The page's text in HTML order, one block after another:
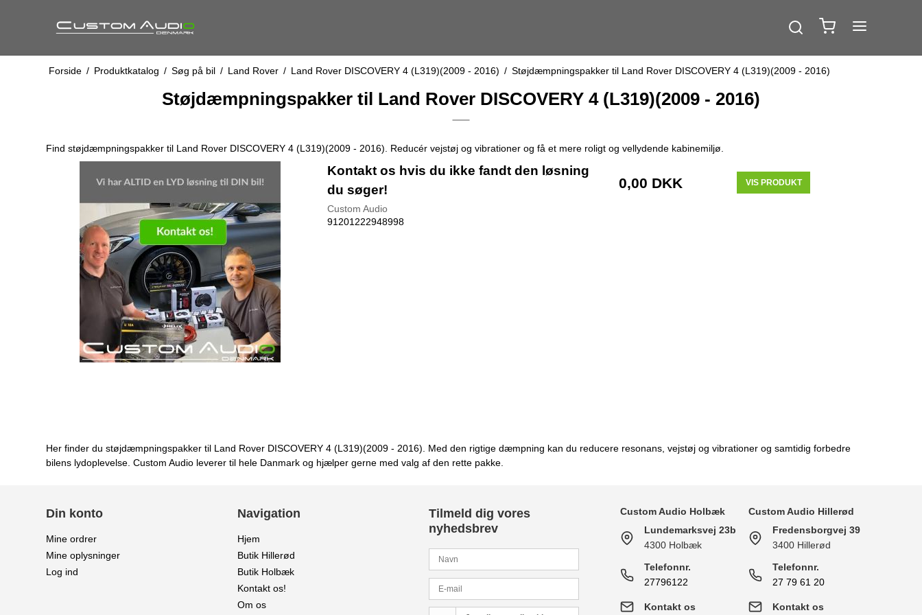
Forside / Produktkatalog / Søg på bil / Land Rover / Land Rover DISCOVERY 4 (L319)(2009 - 2016) / Støjdæmpningspakker til Land Rover DISCOVERY 4 (L319)(2009 - 2016)
Støjdæmpningspakker til Land Rover DISCOVERY 4 (L319)(2009 - 2016)
Find støjdæmpningspakker til Land Rover DISCOVERY 4 (L319)(2009 - 2016). Reducér vejstøj og vibrationer og få et mere roligt og vellydende kabinemiljø.
Kontakt os hvis du ikke fandt den løsning
du søger!
Custom Audio
91201222948998
0,00 DKK VIS PRODUKT
Her finder du støjdæmpningspakker til Land Rover DISCOVERY 4 (L319)(2009 - 2016). Med den rigtige dæmpning kan du reducere resonans, vejstøj og vibrationer og samtidig forbedre
bilens lydoplevelse. Custom Audio leverer til hele Danmark og hjælper gerne med valg af den rette pakke.
Din konto
Mine ordrer
Mine oplysninger
Log ind
Navigation
Hjem
Butik Hillerød
Butik Holbæk
Kontakt os!
Om os
Tilmeld dig vores
nyhedsbrev
Custom Audio Holbæk
Lundemarksvej 23b
4300 Holbæk
Telefonnr.
27796122
Kontakt os
Custom Audio Hillerød
Fredensborgvej 39
3400 Hillerød
Telefonnr.
27 79 61 20
Kontakt os